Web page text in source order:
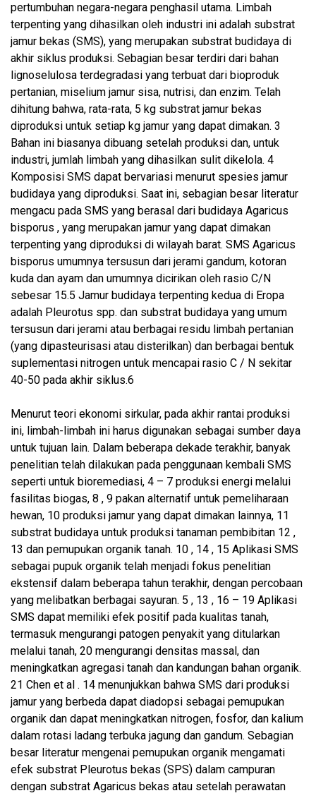
pertumbuhan negara-negara penghasil utama. Limbah
terpenting yang dihasilkan oleh industri ini adalah substrat
jamur bekas (SMS), yang merupakan substrat budidaya di
akhir siklus produksi. Sebagian besar terdiri dari bahan
lignoselulosa terdegradasi yang terbuat dari bioproduk
pertanian, miselium jamur sisa, nutrisi, dan enzim. Telah
dihitung bahwa, rata-rata, 5 kg substrat jamur bekas
diproduksi untuk setiap kg jamur yang dapat dimakan. 3
Bahan ini biasanya dibuang setelah produksi dan, untuk
industri, jumlah limbah yang dihasilkan sulit dikelola. 4
Komposisi SMS dapat bervariasi menurut spesies jamur
budidaya yang diproduksi. Saat ini, sebagian besar literatur
mengacu pada SMS yang berasal dari budidaya Agaricus
bisporus , yang merupakan jamur yang dapat dimakan
terpenting yang diproduksi di wilayah barat. SMS Agaricus
bisporus umumnya tersusun dari jerami gandum, kotoran
kuda dan ayam dan umumnya dicirikan oleh rasio C/N
sebesar 15.5 Jamur budidaya terpenting kedua di Eropa
adalah Pleurotus spp. dan substrat budidaya yang umum
tersusun dari jerami atau berbagai residu limbah pertanian
(yang dipasteurisasi atau disterilkan) dan berbagai bentuk
suplementasi nitrogen untuk mencapai rasio C / N sekitar
40-50 pada akhir siklus.6
Menurut teori ekonomi sirkular, pada akhir rantai produksi
ini, limbah-limbah ini harus digunakan sebagai sumber daya
untuk tujuan lain. Dalam beberapa dekade terakhir, banyak
penelitian telah dilakukan pada penggunaan kembali SMS
seperti untuk bioremediasi, 4 – 7 produksi energi melalui
fasilitas biogas, 8 , 9 pakan alternatif untuk pemeliharaan
hewan, 10 produksi jamur yang dapat dimakan lainnya, 11
substrat budidaya untuk produksi tanaman pembibitan 12 ,
13 dan pemupukan organik tanah. 10 , 14 , 15 Aplikasi SMS
sebagai pupuk organik telah menjadi fokus penelitian
ekstensif dalam beberapa tahun terakhir, dengan percobaan
yang melibatkan berbagai sayuran. 5 , 13 , 16 – 19 Aplikasi
SMS dapat memiliki efek positif pada kualitas tanah,
termasuk mengurangi patogen penyakit yang ditularkan
melalui tanah, 20 mengurangi densitas massal, dan
meningkatkan agregasi tanah dan kandungan bahan organik.
21 Chen et al . 14 menunjukkan bahwa SMS dari produksi
jamur yang berbeda dapat diadopsi sebagai pemupukan
organik dan dapat meningkatkan nitrogen, fosfor, dan kalium
dalam rotasi ladang terbuka jagung dan gandum. Sebagian
besar literatur mengenai pemupukan organik mengamati
efek substrat Pleurotus bekas (SPS) dalam campuran
dengan substrat Agaricus bekas atau setelah perawatan